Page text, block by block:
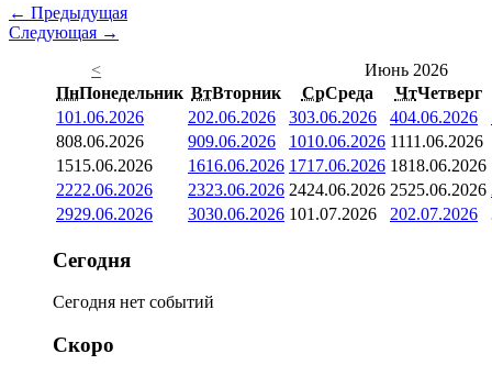
← Предыдущая
Следующая →
<
Июнь 2026
ПнПонедельник ВтВторник СрСреда ЧтЧетверг
101.06.2026 202.06.2026 303.06.2026 404.06.2026
808.06.2026 909.06.2026 1010.06.2026 1111.06.2026
1515.06.2026 1616.06.2026 1717.06.2026 1818.06.2026
2222.06.2026 2323.06.2026 2424.06.2026 2525.06.2026
2929.06.2026 3030.06.2026 101.07.2026 202.07.2026
Сегодня
Сегодня нет событий
Скоро